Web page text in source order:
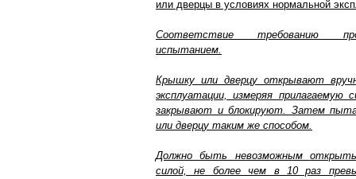
или дверцы в условиях нормальной
Соответствие требованию
испытанием.
Крышку или дверцу открывают
эксплуатации, измеряя прилагаемую
закрывают и блокируют. Затем
или дверцу таким же способом.
Должно быть невозможным
силой, не более чем в 10 раз